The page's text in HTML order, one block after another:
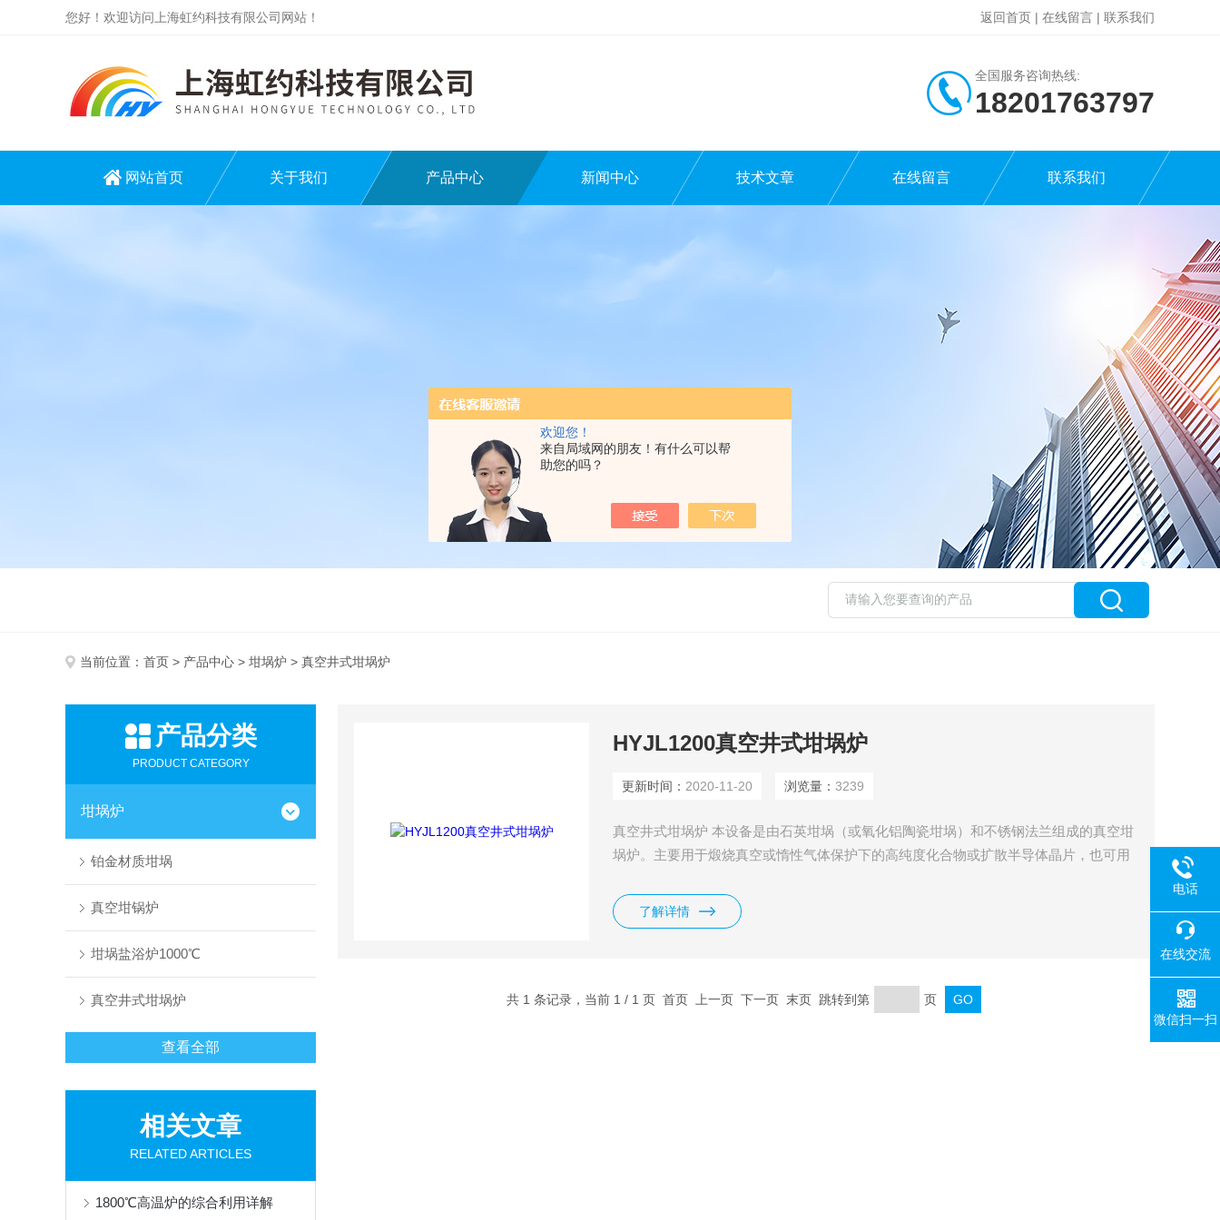
欢迎您！
来自局域网的朋友！有什么可以帮
助您的吗？
您好！欢迎访问上海虹约科技有限公司网站！ 返回首页 | 在线留言 | 联系我们
全国服务咨询热线:
18201763797
网站首页 关于我们 产品中心 新闻中心 技术文章 在线留言 联系我们
当前位置： 首页 > 产品中心 > 坩埚炉 > 真空井式坩埚炉
产品分类
PRODUCT CATEGORY
坩埚炉
铂金材质坩埚
真空坩锅炉
坩埚盐浴炉1000℃
真空井式坩埚炉
查看全部
相关文章
RELATED ARTICLES
1800℃高温炉的综合利用详解
HYJL1200真空井式坩埚炉
更新时间： 2020-11-20 浏览量：3239
真空井式坩埚炉 本设备是由石英坩埚（或氧化铝陶瓷坩埚）和不锈钢法兰组成的真空坩
埚炉。主要用于煅烧真空或惰性气体保护下的高纯度化合物或扩散半导体晶片，也可用
了解详情
共 1 条记录，当前 1 / 1 页 首页 上一页 下一页 末页 跳转到第 页
电话
在线交流
微信扫一扫